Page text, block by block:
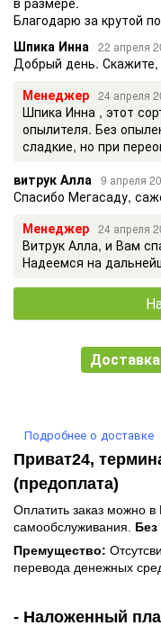
Благодарю за крутой
Шпика Инна
22 апреля
Добрый день. Скажите,
Менеджер 24 апреля
Шпика Инна , этот
опылителя. Без
сладкие, но при
витрук Алла
9 апреля
Спасибо Мегасаду,
Менеджер 24 апреля
Витрук Алла, и Вам
Надеемся на
Доставка
Подробнее о доставке
Приват24,
(предоплата)
Оплатить заказ можно
самообслуживания.
Премущество:
перевода денежных
- Наложенный